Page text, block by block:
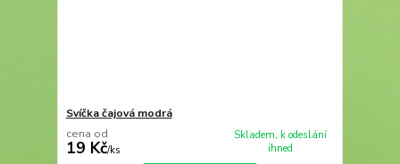
Svíčka čajová modrá
cena od
19 Kč/ks
Skladem, k odeslání
ihned